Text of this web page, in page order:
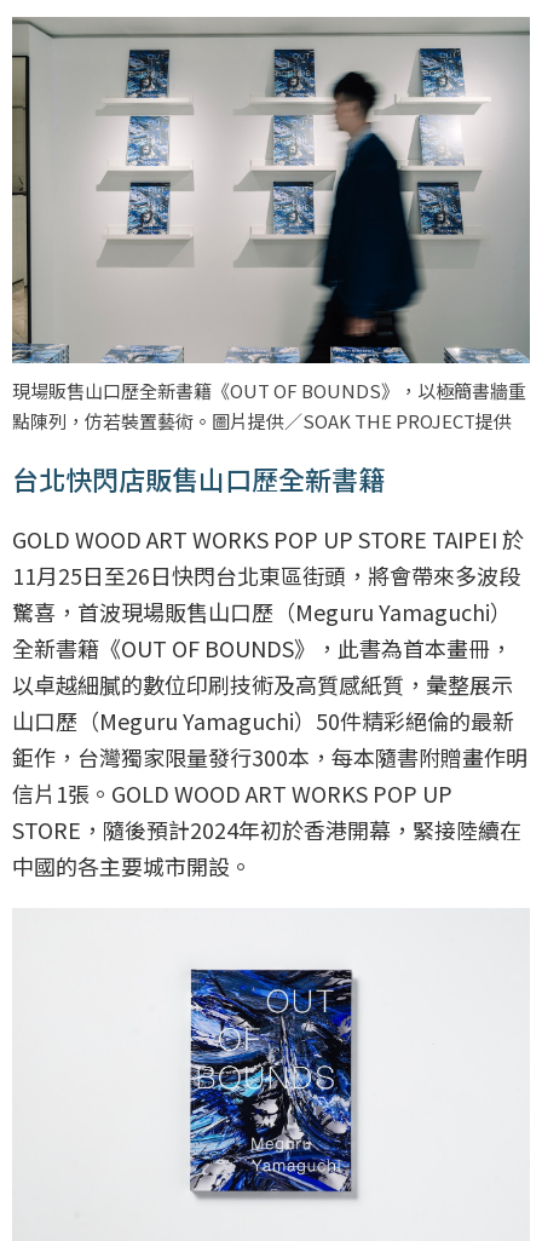
現場販售山口歷全新書籍《OUT OF BOUNDS》，以極簡書牆重
點陳列，仿若裝置藝術。圖片提供／SOAK THE PROJECT提供
台北快閃店販售山口歷全新書籍
GOLD WOOD ART WORKS POP UP STORE TAIPEI 於
11月25日至26日快閃台北東區街頭，將會帶來多波段
驚喜，首波現場販售山口歷（Meguru Yamaguchi）
全新書籍《OUT OF BOUNDS》，此書為首本畫冊，
以卓越細膩的數位印刷技術及高質感紙質，彙整展示
山口歷（Meguru Yamaguchi）50件精彩絕倫的最新
鉅作，台灣獨家限量發行300本，每本隨書附贈畫作明
信片1張。GOLD WOOD ART WORKS POP UP
STORE，隨後預計2024年初於香港開幕，緊接陸續在
中國的各主要城市開設。